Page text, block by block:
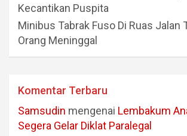
Kecantikan Puspita
Minibus Tabrak Fuso Di Ruas Jalan
Orang Meninggal
Komentar Terbaru
Samsudin mengenai Lembakum
Segera Gelar Diklat Paralegal